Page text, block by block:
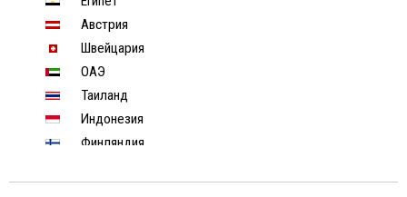
Австрия
Швейцария
ОАЭ
Таиланд
Индонезия
Финляндия